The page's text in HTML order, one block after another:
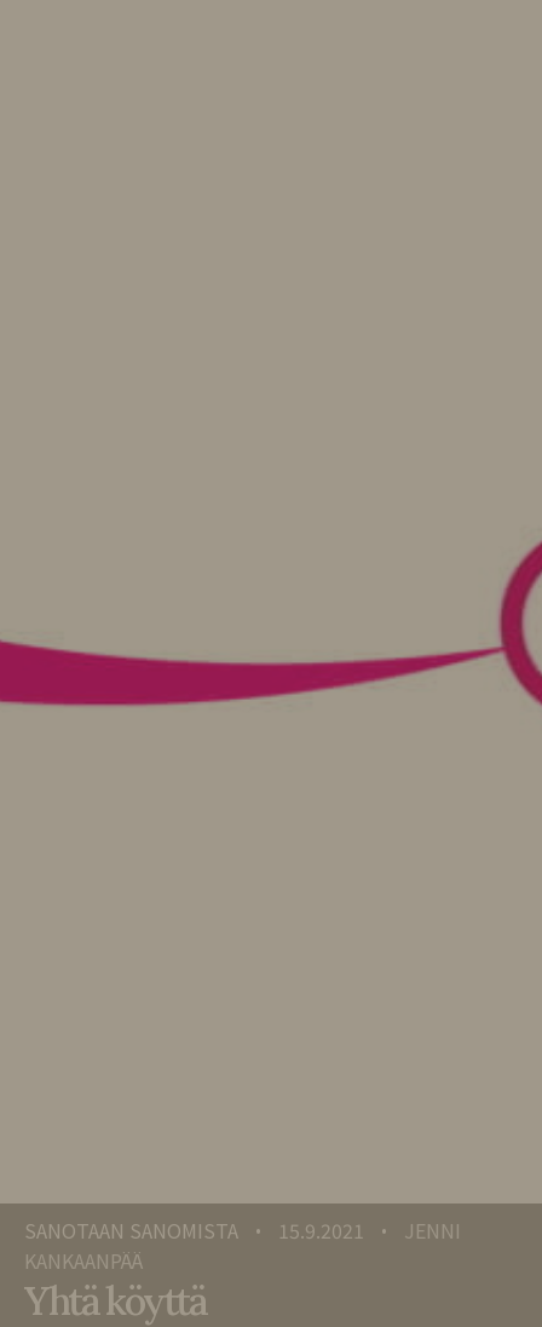
SANOTAAN SANOMISTA • 15.9.2021 •
JENNI
KANKAANPÄÄ
Yhtä köyttä